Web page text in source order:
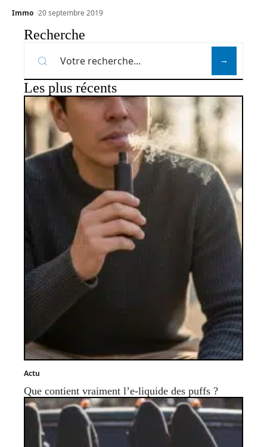
Immo 20 septembre 2019
Recherche
Les plus récents
Actu
Que contient vraiment l’e-liquide des puffs ?